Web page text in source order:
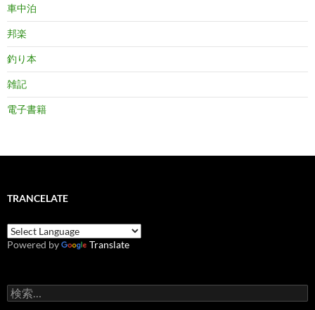
車中泊
邦楽
釣り本
雑記
電子書籍
TRANCELATE
Powered by Translate
検
索: